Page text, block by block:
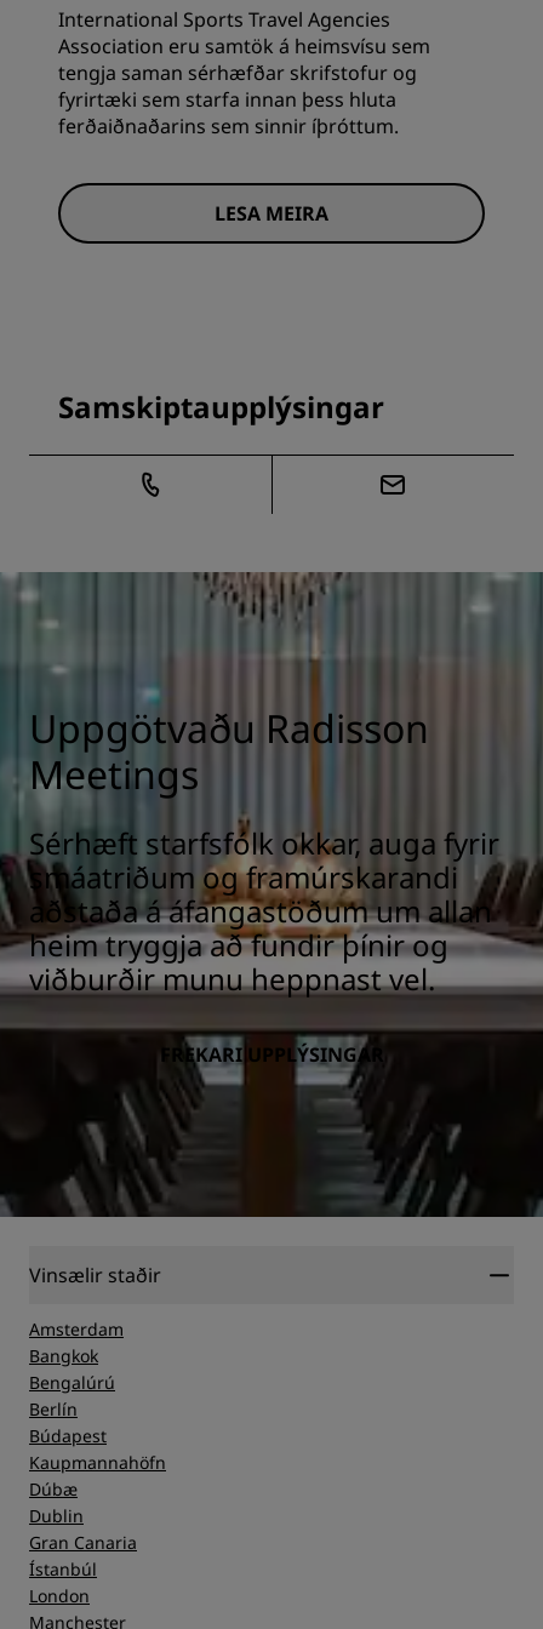
International Sports Travel Agencies
Association eru samtök á heimsvísu sem
tengja saman sérhæfðar skrifstofur og
fyrirtæki sem starfa innan þess hluta
ferðaiðnaðarins sem sinnir íþróttum.
LESA MEIRA
Samskiptaupplýsingar
Uppgötvaðu Radisson
Meetings
Sérhæft starfsfólk okkar, auga fyrir
smáatriðum og framúrskarandi
aðstaða á áfangastöðum um allan
heim tryggja að fundir þínir og
viðburðir munu heppnast vel.
FREKARI UPPLÝSINGAR
Vinsælir staðir
Amsterdam
Bangkok
Bengalúrú
Berlín
Búdapest
Kaupmannahöfn
Dúbæ
Dublin
Gran Canaria
Ístanbúl
London
Manchester